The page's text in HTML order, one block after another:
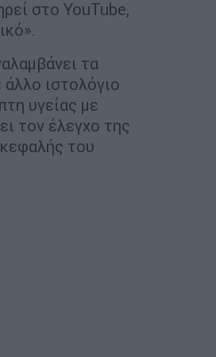
στο YouTube,
τα
ιστολόγιο
υγείας με
τον έλεγχο της
του